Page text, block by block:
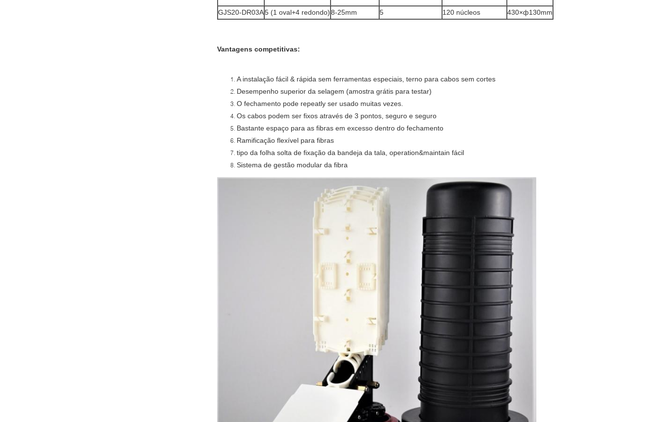
GJS20-DR03A5 (1 oval+4 redondo)8-25mm 5 120 núcleos 430×ф130mm
Vantagens competitivas:
A instalação fácil & rápida sem ferramentas especiais, terno para cabos sem cortes
Desempenho superior da selagem (amostra grátis para testar)
O fechamento pode repeatly ser usado muitas vezes.
Os cabos podem ser fixos através de 3 pontos, seguro e seguro
Bastante espaço para as fibras em excesso dentro do fechamento
Ramificação flexível para fibras
tipo da folha solta de fixação da bandeja da tala, operation&maintain fácil
Sistema de gestão modular da fibra